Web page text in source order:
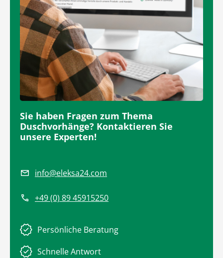
Sie haben Fragen zum Thema
Duschvorhänge? Kontaktieren Sie
unsere Experten!
info@eleksa24.com
+49 (0) 89 45915250
Persönliche Beratung
Schnelle Antwort